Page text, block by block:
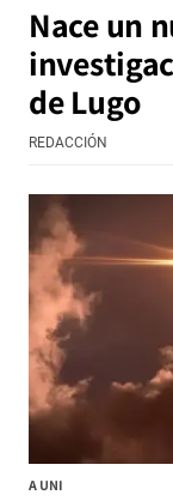
Nace un
de Lugo
REDACCIÓN
A UNI